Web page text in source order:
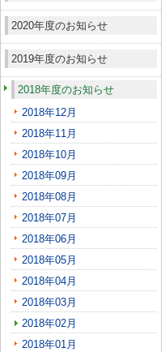
2020年度のお知らせ
2019年度のお知らせ
2018年度のお知らせ
2018年12月
2018年11月
2018年10月
2018年09月
2018年08月
2018年07月
2018年06月
2018年05月
2018年04月
2018年03月
2018年02月
2018年01月